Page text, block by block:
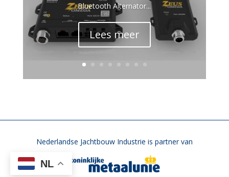
Bluetooth Alternator...
Lees meer
Nederlandse Jachtbouw Industrie is partner van
NL